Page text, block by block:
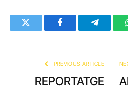
Twitter FacebookTelegram
PREVIOUS ARTICLE
REPORTATGE